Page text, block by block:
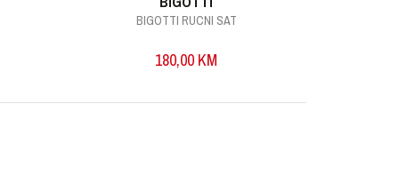
BIGOTTI RUCNI SAT
180,00 KM